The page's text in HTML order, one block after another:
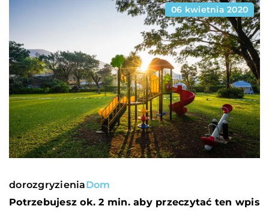
06 kwietnia 2020
dorozgryzieniaDom
Potrzebujesz ok. 2 min. aby przeczytać ten wpis